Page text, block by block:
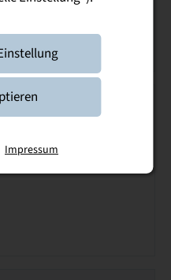
Impressum